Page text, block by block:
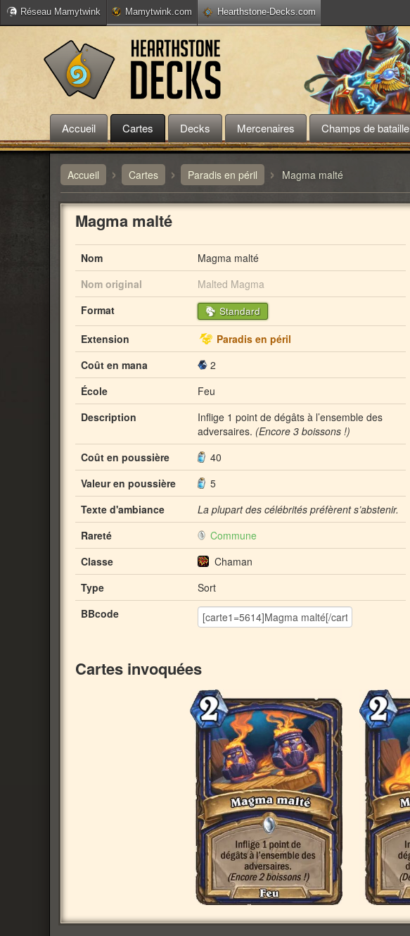
Réseau Mamytwink Mamytwink.com Hearthstone-Decks.com
Accueil Cartes Decks Mercenaires Champs de bataille
Accueil › Cartes › Paradis en péril › Magma malté
Magma malté
Nom
Magma malté
Nom original
Malted Magma
Format
Standard
Extension
Paradis en péril
Coût en mana
2
École
Feu
Description
Inflige 1 point de dégâts à l’ensemble des
adversaires. (Encore 3 boissons !)
Coût en poussière
40
Valeur en poussière
5
Texte d'ambiance
La plupart des célébrités préfèrent s’abstenir.
Rareté
Commune
Classe
Chaman
Type
Sort
BBcode
Cartes invoquées